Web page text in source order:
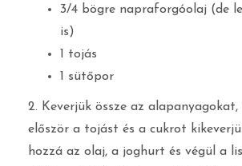
3/4 bögre napraforgóolaj (de
is)
1 tojás
1 sütőpor
2. Keverjük össze az alapanyagokat,
először a tojást és a cukrot
hozzá az olaj, a joghurt és végül a